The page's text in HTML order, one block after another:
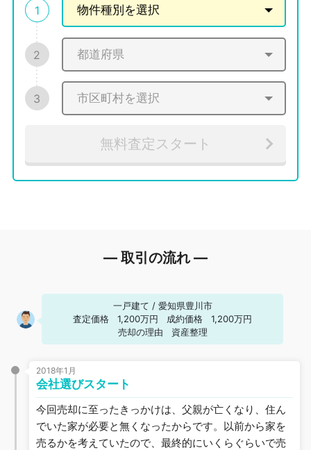
1
2
3
無料査定スタート
― 取引の流れ ―
一戸建て / 愛知県豊川市
査定価格
1,200万円 成約価格
1,200万円
売却の理由
資産整理
2018年1月
会社選びスタート
今回売却に至ったきっかけは、父親が亡くなり、住ん
でいた家が必要と無くなったからです。以前から家を
売るかを考えていたので、最終的にいくらぐらいで売